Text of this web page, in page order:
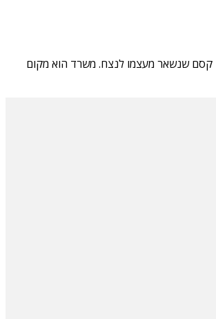
קסם שנשאר מעצמו לנצח. משרד הוא מקום